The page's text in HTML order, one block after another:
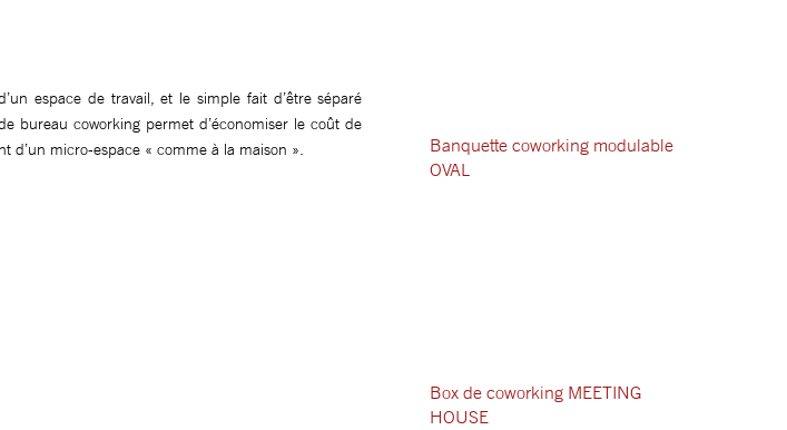
espace de travail, et le simple fait d’être séparé
bureau coworking permet d’économiser le coût de
d’un micro-espace « comme à la maison ».
Banquette coworking modulable
OVAL
Box de coworking MEETING
HOUSE